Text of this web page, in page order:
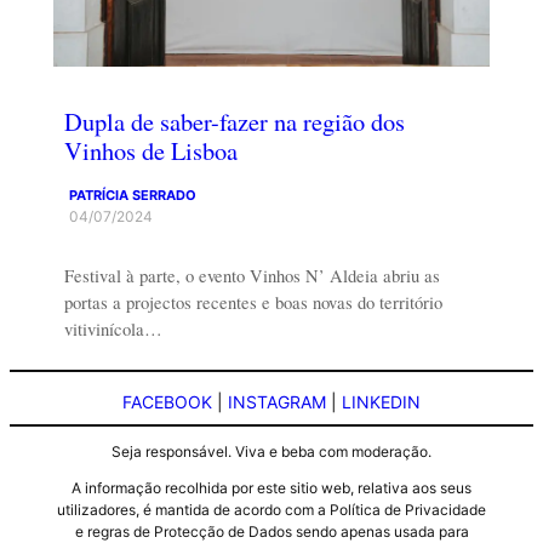
Dupla de saber-fazer na região dos
Vinhos de Lisboa
PATRÍCIA SERRADO
04/07/2024
Festival à parte, o evento Vinhos N’ Aldeia abriu as
portas a projectos recentes e boas novas do território
vitivinícola…
FACEBOOK INSTAGRAM LINKEDIN
Seja responsável. Viva e beba com moderação.
A informação recolhida por este sitio web, relativa aos seus
utilizadores, é mantida de acordo com a Política de Privacidade
e regras de Protecção de Dados sendo apenas usada para